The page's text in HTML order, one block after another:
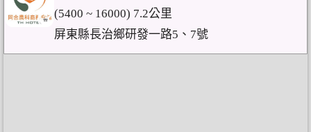
(5400 ~ 16000) 7.2公里
屏東縣長治鄉研發一路5、7號